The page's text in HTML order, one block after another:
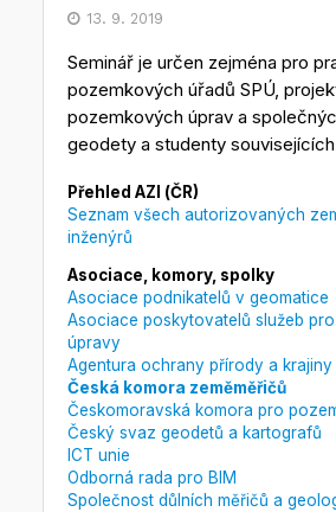
13. 9. 2019
Seminář je určen zejména pro
pozemkových úřadů SPÚ,
pozemkových úprav a
geodety a studenty
Přehled AZI (ČR)
Seznam všech autorizovaných
inženýrů
Asociace, komory, spolky
Asociace podnikatelů v geomatice
Asociace poskytovatelů služeb
úpravy
Agentura ochrany přírody a krajiny
Česká komora zeměměřičů
Českomoravská komora pro
Český svaz geodetů a kartografů
ICT unie
Odborná rada pro BIM
Společnost důlních měřičů a